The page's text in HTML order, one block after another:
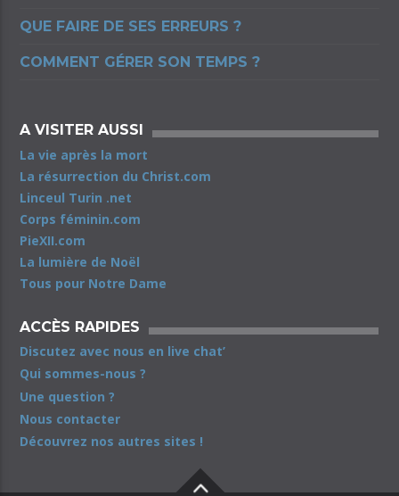
QUE FAIRE DE SES ERREURS ?
COMMENT GÉRER SON TEMPS ?
A VISITER AUSSI
La vie après la mort
La résurrection du Christ.com
Linceul Turin .net
Corps féminin.com
PieXII.com
La lumière de Noël
Tous pour Notre Dame
ACCÈS RAPIDES
Discutez avec nous en live chat’
Qui sommes-nous ?
Une question ?
Nous contacter
Découvrez nos autres sites !